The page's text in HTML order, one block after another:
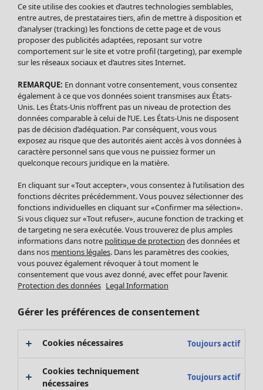
Soldes Vêtements
Tous les vêtements
Robes
Tuniques
Blouses
Tops
Gilets
Pantalon
Jupes
Leggings et collants
Accessoires
Chaussures
Vêtements de bain
Basics
Soldes Mobilier
Bonnes affaires déco
Décoration
Textiles
Tapis
Éponge
Ce site utilise des cookies et d’autres technologies semblables,
entre autres, de prestataires tiers, afin de mettre à disposition et
d’analyser (tracking) les fonctions de cette page et de vous
proposer des publicités adaptées, reposant sur votre
comportement sur le site et votre profil (targeting), par exemple
sur les réseaux sociaux et d’autres sites Internet.
REMARQUE: En donnant votre consentement, vous consentez
également à ce que vos données soient transmises aux États-
Unis. Les États-Unis n’offrent pas un niveau de protection des
données comparable à celui de l’UE. Les États-Unis ne disposent
pas de décision d’adéquation. Par conséquent, vous vous
exposez au risque que des autorités aient accès à vos données à
caractère personnel sans que vous ne puissiez former un
quelconque recours juridique en la matière.
En cliquant sur «Tout accepter», vous consentez à l’utilisation des
fonctions décrites précédemment. Vous pouvez sélectionner des
fonctions individuelles en cliquant sur «Confirmer ma sélection».
Si vous cliquez sur «Tout refuser», aucune fonction de tracking et
de targeting ne sera exécutée. Vous trouverez de plus amples
informations dans notre politique de protection des données et
dans nos mentions légales. Dans les paramètres des cookies,
vous pouvez également révoquer à tout moment le
consentement que vous avez donné, avec effet pour l’avenir.
Protection des données Legal Information
Gérer les préférences de consentement
Cookies nécessaires Toujours actif
Cookies techniquement
nécessaires
Toujours actif